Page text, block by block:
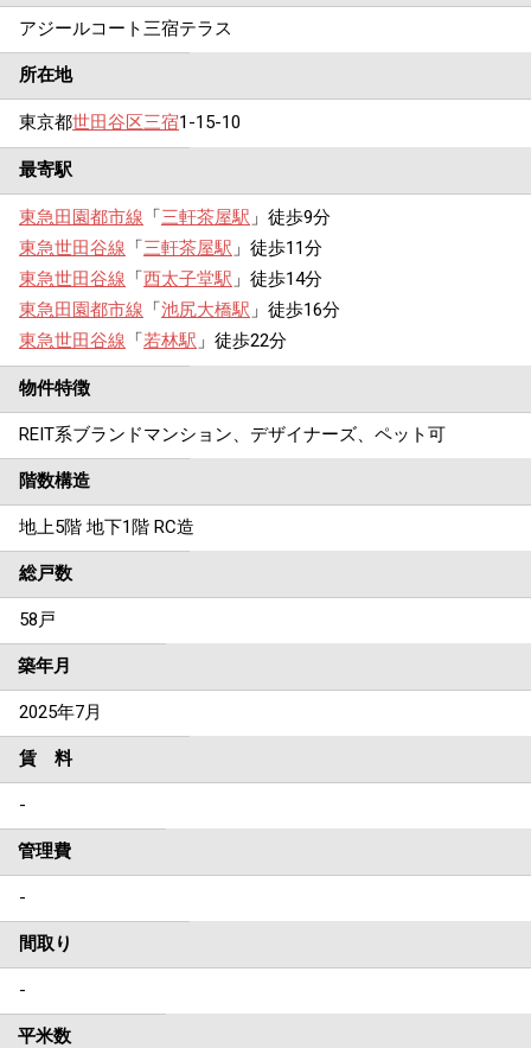
アジールコート三宿テラス
所在地
東京都世田谷区三宿1-15-10
最寄駅
東急田園都市線 「三軒茶屋駅 」徒歩9分
東急世田谷線 「三軒茶屋駅 」徒歩11分
東急世田谷線 「西太子堂駅 」徒歩14分
東急田園都市線 「池尻大橋駅 」徒歩16分
東急世田谷線 「若林駅 」徒歩22分
物件特徴
REIT系ブランドマンション、デザイナーズ、ペット可
階数構造
地上5階 地下1階 RC造
総戸数
58戸
築年月
2025年7月
賃 料
-
管理費
-
間取り
-
平米数